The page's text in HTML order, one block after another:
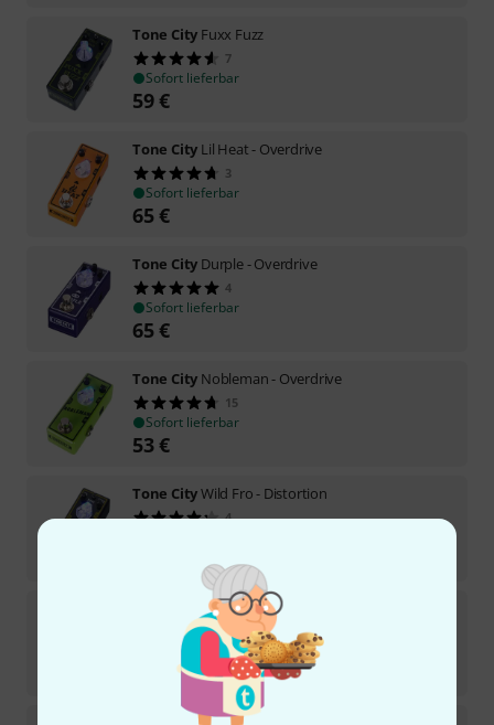
Tone City Fuxx Fuzz
7
Sofort lieferbar
59€
Tone City Lil Heat - Overdrive
3
Sofort lieferbar
65€
Tone City Durple - Overdrive
4
Sofort lieferbar
65€
Tone City Nobleman - Overdrive
15
Sofort lieferbar
53€
Tone CityWild Fro - Distortion
4
All Spark - Boost
6
In 1–2 Wochen lieferbar